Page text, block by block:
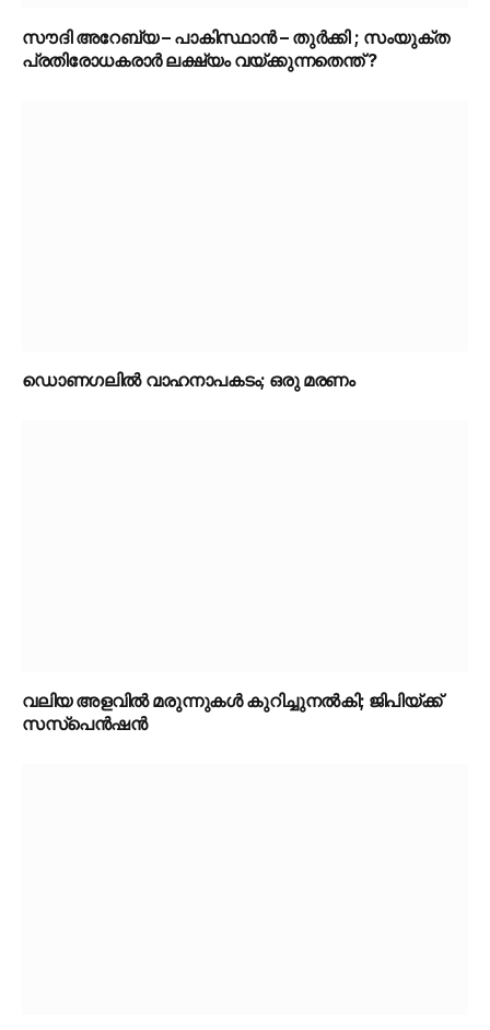
സൗദി അറേബ്യ – പാകിസ്ഥാൻ – തുർക്കി ; സംയുക്ത
പ്രതിരോധകരാർ ലക്ഷ്യം വയ്ക്കുന്നതെന്ത് ?
ഡൊണഗലിൽ വാഹനാപകടം; ഒരു മരണം
വലിയ അളവിൽ മരുന്നുകൾ കുറിച്ചുനൽകി; ജിപിയ്ക്ക്
സസ്‌പെൻഷൻ